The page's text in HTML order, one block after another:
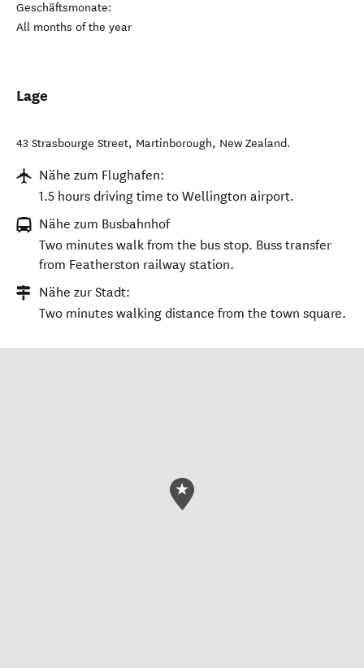
Geschäftsmonate:
All months of the year
Lage
43 Strasbourge Street, Martinborough, New Zealand.
Nähe zum Flughafen:
1.5 hours driving time to Wellington airport.
Nähe zum Busbahnhof
Two minutes walk from the bus stop. Buss transfer
from Featherston railway station.
Nähe zur Stadt:
Two minutes walking distance from the town square.